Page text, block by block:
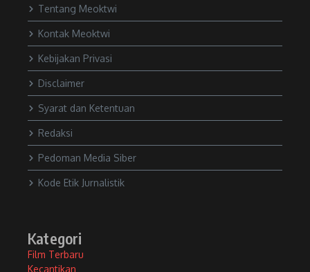
Tentang Meoktwi
Kontak Meoktwi
Kebijakan Privasi
Disclaimer
Syarat dan Ketentuan
Redaksi
Pedoman Media Siber
Kode Etik Jurnalistik
Kategori
Film Terbaru
Kecantikan